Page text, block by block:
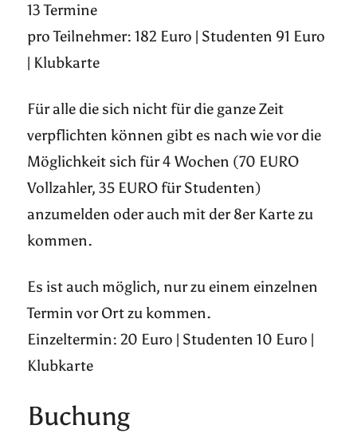
13 Termine
pro Teilnehmer: 182 Euro | Studenten 91 Euro
| Klubkarte
Für alle die sich nicht für die ganze Zeit
verpflichten können gibt es nach wie vor die
Möglichkeit sich für 4 Wochen (70 EURO
Vollzahler, 35 EURO für Studenten)
anzumelden oder auch mit der 8er Karte zu
kommen.
Es ist auch möglich, nur zu einem einzelnen
Termin vor Ort zu kommen.
Einzeltermin: 20 Euro | Studenten 10 Euro |
Klubkarte
Buchung